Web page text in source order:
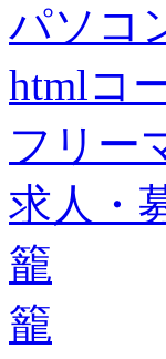
パソコ
htmlコ
フリー
求人・
籠
籠